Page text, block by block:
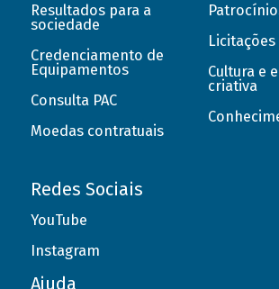
Resultados para a
sociedade
Credenciamento de
Equipamentos
Consulta PAC
Moedas contratuais
Licitações
Cultura e
criativa
Redes Sociais
YouTube
Instagram
Ajuda